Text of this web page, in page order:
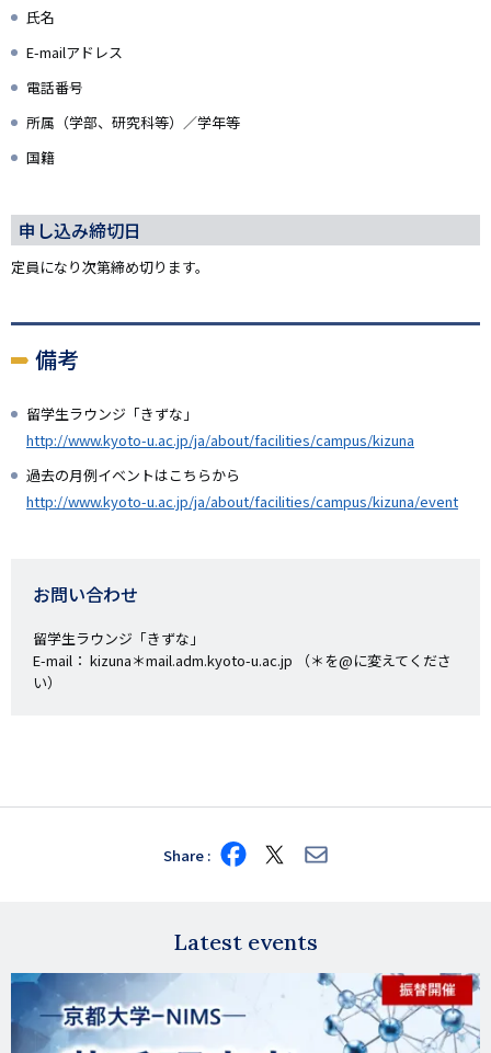
氏名
E-mailアドレス
電話番号
所属（学部、研究科等）／学年等
国籍
申し込み締切日
定員になり次第締め切ります。
備考
留学生ラウンジ「きずな」
http://www.kyoto-u.ac.jp/ja/about/facilities/campus/kizuna
過去の月例イベントはこちらから
http://www.kyoto-u.ac.jp/ja/about/facilities/campus/kizuna/event
お問い合わせ
留学生ラウンジ「きずな」
E-mail： kizuna＊mail.adm.kyoto-u.ac.jp （＊を@に変えてくださ
い）
Share Share
on
Share
on
Share
via
Latest events